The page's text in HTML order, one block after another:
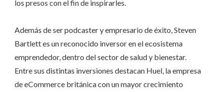
los presos con el fin de inspirarles.
Además de ser podcaster y empresario de éxito, Steven
Bartlett es un reconocido inversor en el ecosistema
emprendedor, dentro del sector de salud y bienestar.
Entre sus distintas inversiones destacan Huel, la empresa
de eCommerce británica con un mayor crecimiento